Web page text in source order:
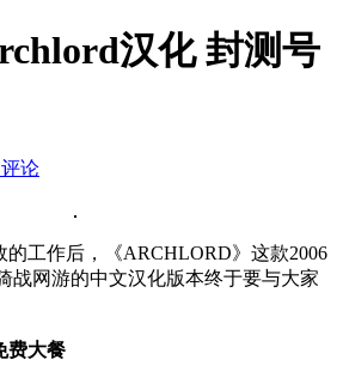
汉化 封测号
论
工作后，《ARCHLORD》这款2006
战网游的中文汉化版本终于要与大家
费大餐